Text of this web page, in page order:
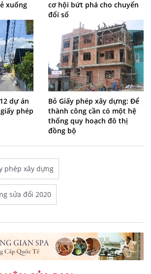
xuống
cơ hội bứt phá cho chuyển
đổi số
dự án
phép
Bỏ Giấy phép xây dựng: Để
thành công cần có một hệ
thống quy hoạch đô thị
đồng bộ
phép xây dựng
sửa đổi 2020